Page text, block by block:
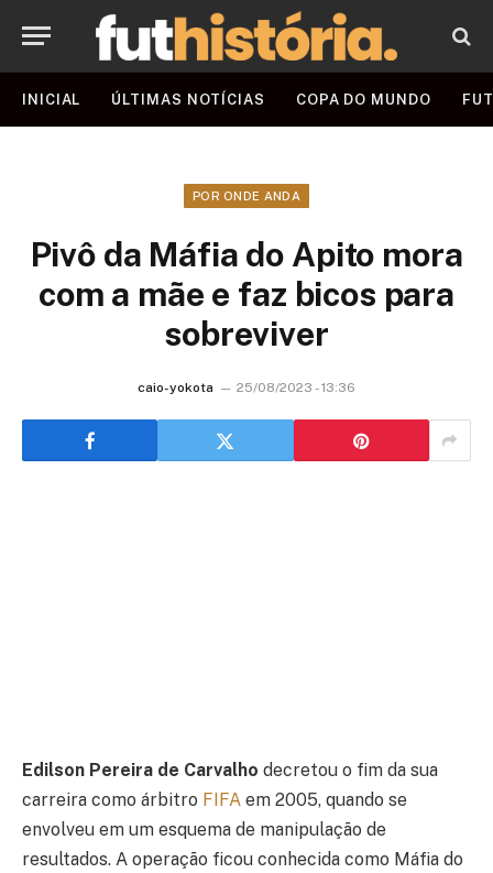
INICIAL ÚLTIMAS NOTÍCIAS COPA DO MUNDO
POR ONDE ANDA
Pivô da Máfia do Apito mora
com a mãe e faz bicos para
sobreviver
caio-yokota 25/08/2023 - 13:36
Edilson Pereira de Carvalho decretou o fim da sua
carreira como árbitro FIFA em 2005, quando se
envolveu em um esquema de manipulação de
resultados. A operação ficou conhecida como Máfia do